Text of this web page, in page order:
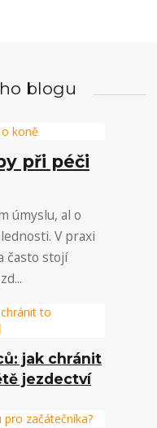
blogu
při péči
úmyslu, al o
V praxi
často stojí
jak chránit
jezdectví